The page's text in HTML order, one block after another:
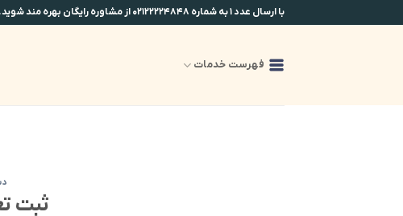
to
با ارسال عدد ۱ به شماره ۰۲۱۲۲۲۲۴۸۴۸ از مشاوره رایگان بهره مند شوید.
فهرست خدمات
ثبت